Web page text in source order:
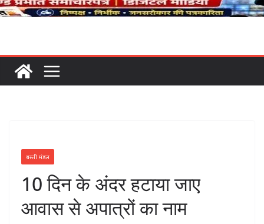
बस्ती मंडल
10 दिन के अंदर हटाया जाए
आवास से अपात्रों का नाम